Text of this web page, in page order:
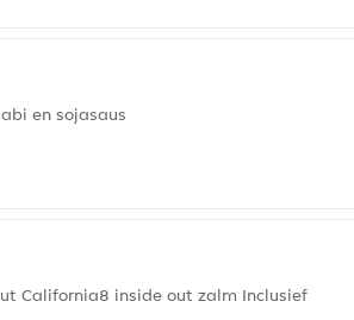
en sojasaus
California8 inside out zalm Inclusief